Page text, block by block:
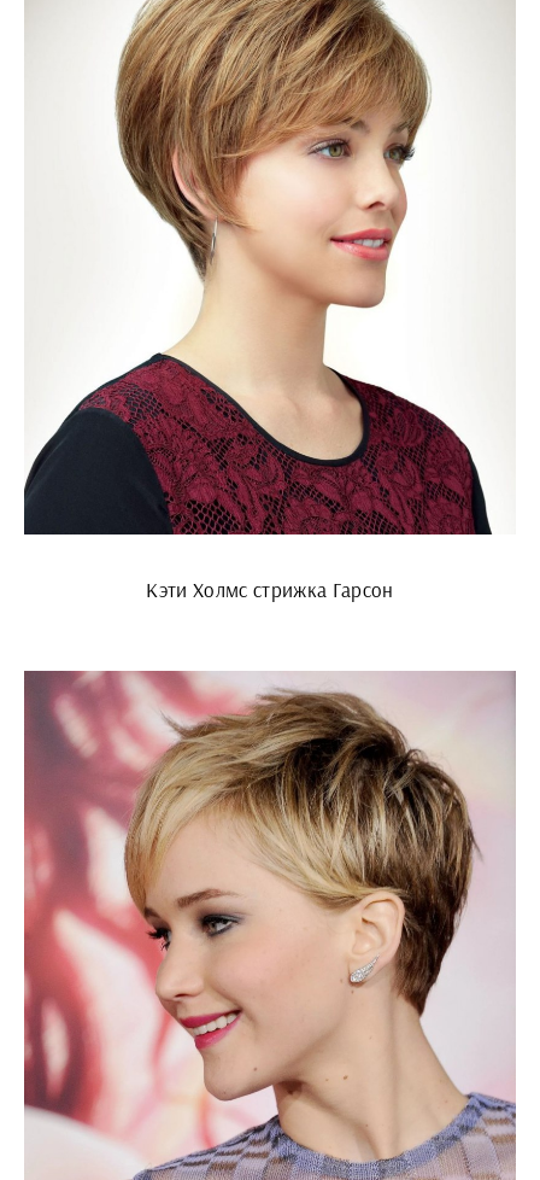
Кэти Холмс стрижка Гарсон